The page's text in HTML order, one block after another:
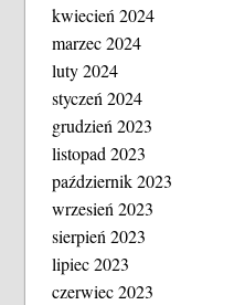
kwiecień 2024
marzec 2024
luty 2024
styczeń 2024
grudzień 2023
listopad 2023
październik 2023
wrzesień 2023
sierpień 2023
lipiec 2023
czerwiec 2023